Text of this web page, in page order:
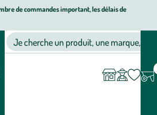
de commandes important, les délais de
Je cherche un produit, une marque, un
compte